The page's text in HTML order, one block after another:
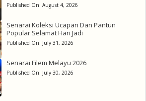
Published On: August 4, 2026
Senarai Koleksi Ucapan Dan Pantun
Popular Selamat Hari Jadi
Published On: July 31, 2026
Senarai Filem Melayu 2026
Published On: July 30, 2026